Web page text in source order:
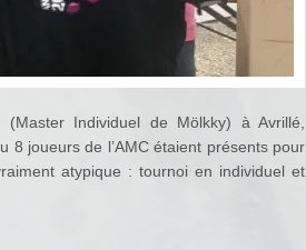
Individuel de Mölkky) à Avrillé,
8 joueurs de l’AMC étaient présents pour
atypique : tournoi en individuel et